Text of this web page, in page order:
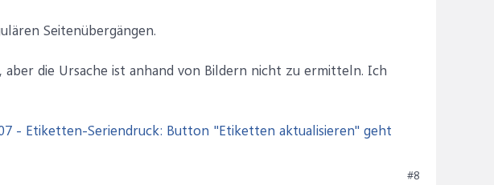
Seitenübergängen.
die Ursache ist anhand von Bildern nicht zu ermitteln. Ich
- Etiketten-Seriendruck: Button "Etiketten aktualisieren" geht
#8